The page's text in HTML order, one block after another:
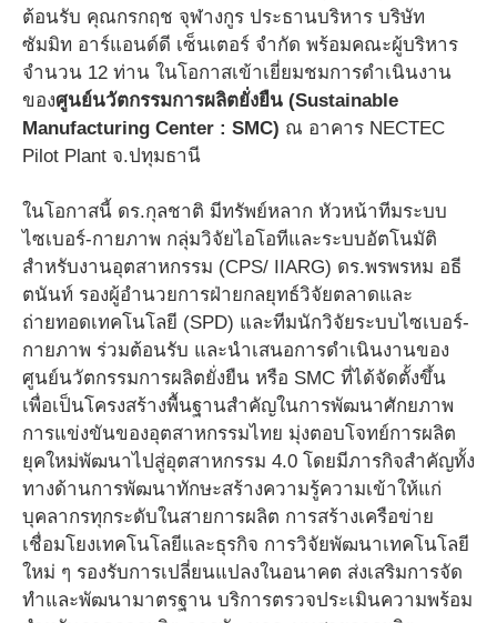
ต้อนรับ คุณกรกฤช จุฬางกูร ประธานบริหาร บริษัท
ซัมมิท อาร์แอนด์ดี เซ็นเตอร์ จำกัด พร้อมคณะผู้บริหาร
จำนวน 12 ท่าน ในโอกาสเข้าเยี่ยมชมการดำเนินงาน
ของศูนย์นวัตกรรมการผลิตยั่งยืน (Sustainable
Manufacturing Center : SMC) ณ อาคาร NECTEC
Pilot Plant จ.ปทุมธานี
ในโอกาสนี้ ดร.กุลชาติ มีทรัพย์หลาก หัวหน้าทีมระบบ
ไซเบอร์-กายภาพ กลุ่มวิจัยไอโอทีและระบบอัตโนมัติ
สำหรับงานอุตสาหกรรม (CPS/ IIARG) ดร.พรพรหม อธี
ตนันท์ รองผู้อำนวยการฝ่ายกลยุทธ์วิจัยตลาดและ
ถ่ายทอดเทคโนโลยี (SPD) และทีมนักวิจัยระบบไซเบอร์-
กายภาพ ร่วมต้อนรับ และนำเสนอการดำเนินงานของ
ศูนย์นวัตกรรมการผลิตยั่งยืน หรือ SMC ที่ได้จัดตั้งขึ้น
เพื่อเป็นโครงสร้างพื้นฐานสำคัญในการพัฒนาศักยภาพ
การแข่งขันของอุตสาหกรรมไทย มุ่งตอบโจทย์การผลิต
ยุคใหม่พัฒนาไปสู่อุตสาหกรรม 4.0 โดยมีภารกิจสำคัญทั้ง
ทางด้านการพัฒนาทักษะสร้างความรู้ความเข้าให้แก่
บุคลากรทุกระดับในสายการผลิต การสร้างเครือข่าย
เชื่อมโยงเทคโนโลยีและธุรกิจ การวิจัยพัฒนาเทคโนโลยี
ใหม่ ๆ รองรับการเปลี่ยนแปลงในอนาคต ส่งเสริมการจัด
ทำและพัฒนามาตรฐาน บริการตรวจประเมินความพร้อม